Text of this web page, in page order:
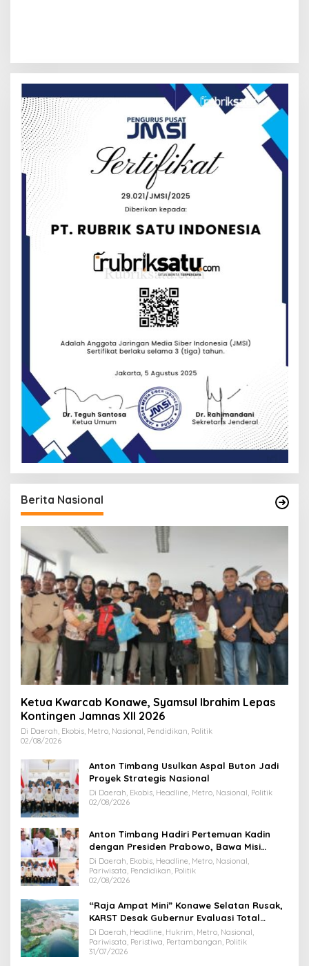
Berita Nasional
Ketua Kwarcab Konawe, Syamsul Ibrahim Lepas
Kontingen Jamnas XII 2026
Di Daerah, Ekobis, Metro, Nasional, Pendidikan, Politik
02/08/2026
Anton Timbang Usulkan Aspal Buton Jadi
Proyek Strategis Nasional
Di Daerah, Ekobis, Headline, Metro, Nasional, Politik
02/08/2026
Anton Timbang Hadiri Pertemuan Kadin
dengan Presiden Prabowo, Bawa Misi
Majukan Ekonomi Sultra
Di Daerah, Ekobis, Headline, Metro, Nasional,
Pariwisata, Pendidikan, Politik
02/08/2026
“Raja Ampat Mini” Konawe Selatan Rusak,
KARST Desak Gubernur Evaluasi Total
Dispar Sultra
Di Daerah, Headline, Hukrim, Metro, Nasional,
Pariwisata, Peristiwa, Pertambangan, Politik
31/07/2026